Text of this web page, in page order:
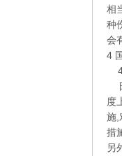
相
种
会
4
度
施,
措
另